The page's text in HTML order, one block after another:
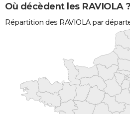
Où décèdent les RAVIOLA ?
Répartition des RAVIOLA par